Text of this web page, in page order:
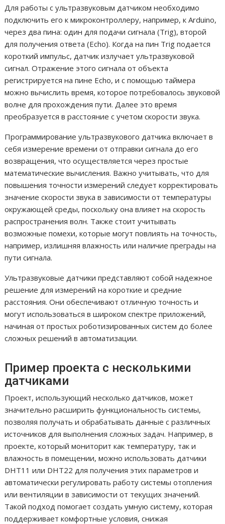
Для работы с ультразвуковым датчиком необходимо
подключить его к микроконтроллеру, например, к Arduino,
через два пина: один для подачи сигнала (Trig), второй
для получения ответа (Echo). Когда на пин Trig подается
короткий импульс, датчик излучает ультразвуковой
сигнал. Отражение этого сигнала от объекта
регистрируется на пине Echo, и с помощью таймера
можно вычислить время, которое потребовалось звуковой
волне для прохождения пути. Далее это время
преобразуется в расстояние с учетом скорости звука.
Программирование ультразвукового датчика включает в
себя измерение времени от отправки сигнала до его
возвращения, что осуществляется через простые
математические вычисления. Важно учитывать, что для
повышения точности измерений следует корректировать
значение скорости звука в зависимости от температуры
окружающей среды, поскольку она влияет на скорость
распространения волн. Также стоит учитывать
возможные помехи, которые могут повлиять на точность,
например, излишняя влажность или наличие преграды на
пути сигнала.
Ультразвуковые датчики представляют собой надежное
решение для измерений на короткие и средние
расстояния. Они обеспечивают отличную точность и
могут использоваться в широком спектре приложений,
начиная от простых роботизированных систем до более
сложных решений в автоматизации.
Пример проекта с несколькими
датчиками
Проект, использующий несколько датчиков, может
значительно расширить функциональность системы,
позволяя получать и обрабатывать данные с различных
источников для выполнения сложных задач. Например, в
проекте, который мониторит как температуру, так и
влажность в помещении, можно использовать датчики
DHT11 или DHT22 для получения этих параметров и
автоматически регулировать работу системы отопления
или вентиляции в зависимости от текущих значений.
Такой подход помогает создать умную систему, которая
поддерживает комфортные условия, снижая